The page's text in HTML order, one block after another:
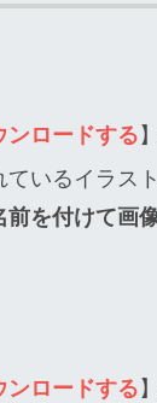
ンロードする
いるイラス
前を付けて画
ンロードする